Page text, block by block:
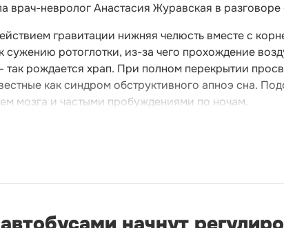
врач-невролог Анастасия Журавская в разговоре
гравитации нижняя челюсть вместе с
ротоглотки, из-за чего прохождение
так рождается храп. При полном перекрытии
как синдром обструктивного апноэ сна.
мозга и частыми пробуждениями по ночам.